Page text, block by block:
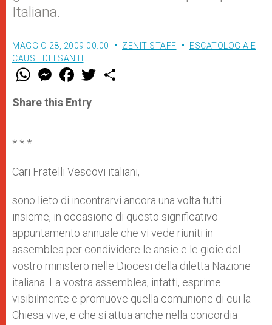
Italiana.
MAGGIO 28, 2009 00:00 ZENIT STAFF
ESCATOLOGIA E
CAUSE DEI SANTI
W
t
s
M
e
s
e
F
a
e
b
w
Share this Entry
* * *
Cari Fratelli Vescovi italiani,
sono lieto di incontrarvi ancora una volta tutti
insieme, in occasione di questo significativo
appuntamento annuale che vi vede riuniti in
assemblea per condividere le ansie e le gioie del
vostro ministero nelle Diocesi della diletta Nazione
italiana. La vostra assemblea, infatti, esprime
visibilmente e promuove quella comunione di cui la
Chiesa vive, e che si attua anche nella concordia